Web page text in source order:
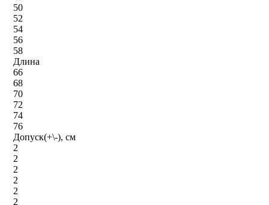
50
52
54
56
58
Длина
66
68
70
72
74
76
Допуск(+\-), см
2
2
2
2
2
2